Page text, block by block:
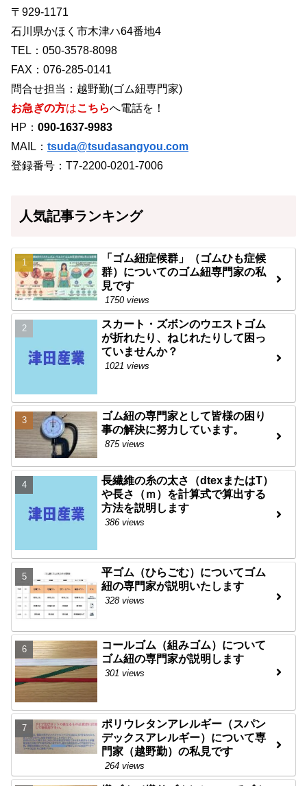
〒929-1171
石川県かほく市木津ハ64番地4
TEL：050-3578-8098
FAX：076-285-0141
問合せ担当：越野勤(ゴム紐専門家)
お急ぎの方はこちらへ電話を！
HP： 090-1637-9983
MAIL： tsuda@tsudasangyou.com
登録番号：T7-2200-0201-7006
人気記事ランキング
「ゴム紐症候群」（ゴムひも症候
群）についてのゴム紐専門家の私
見です
1750 views
スカート・ズボンのウエストゴム
が折れたり、ねじれたりして困っ
ていませんか？
1021 views
ゴム紐の専門家として皆様の困り
事の解決に努力しています。
875 views
長繊維の糸の太さ（dtexまたはT）
や長さ（ｍ）を計算式で算出する
方法を説明します
386 views
平ゴム（ひらごむ）についてゴム
紐の専門家が説明いたします
328 views
コールゴム（組みゴム）について
ゴム紐の専門家が説明します
301 views
ポリウレタンアレルギー（スパン
デックスアレルギー）について専
門家（越野勤）の私見です
264 views